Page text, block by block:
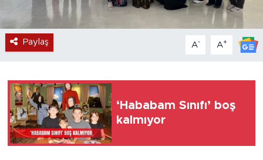
Paylaş A- A+
‘Hababam Sınıfı’ boş
kalmıyor